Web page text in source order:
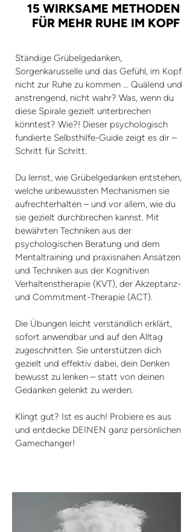
15 WIRKSAME METHODEN
FÜR MEHR RUHE IM KOPF
Ständige Grübelgedanken,
Sorgenkarusselle und das Gefühl, im Kopf
nicht zur Ruhe zu kommen ... Quälend und
anstrengend, nicht wahr? Was, wenn du
diese Spirale gezielt unterbrechen
könntest? Wie?! Dieser psychologisch
fundierte Selbsthilfe-Guide zeigt es dir –
Schritt für Schritt.
Du lernst, wie Grübelgedanken entstehen,
welche unbewussten Mechanismen sie
aufrechterhalten – und vor allem, wie du
sie gezielt durchbrechen kannst. Mit
bewährten Techniken aus der
psychologischen Beratung und dem
Mentaltraining und praxisnahen Ansätzen
und Techniken aus der Kognitiven
Verhaltenstherapie (KVT), der Akzeptanz-
und Commitment-Therapie (ACT).
Die Übungen leicht verständlich erklärt,
sofort anwendbar und auf den Alltag
zugeschnitten. Sie unterstützen dich
gezielt und effektiv dabei, dein Denken
bewusst zu lenken – statt von deinen
Gedanken gelenkt zu werden.
Klingt gut? Ist es auch! Probiere es aus
und entdecke DEINEN ganz persönlichen
Gamechanger!